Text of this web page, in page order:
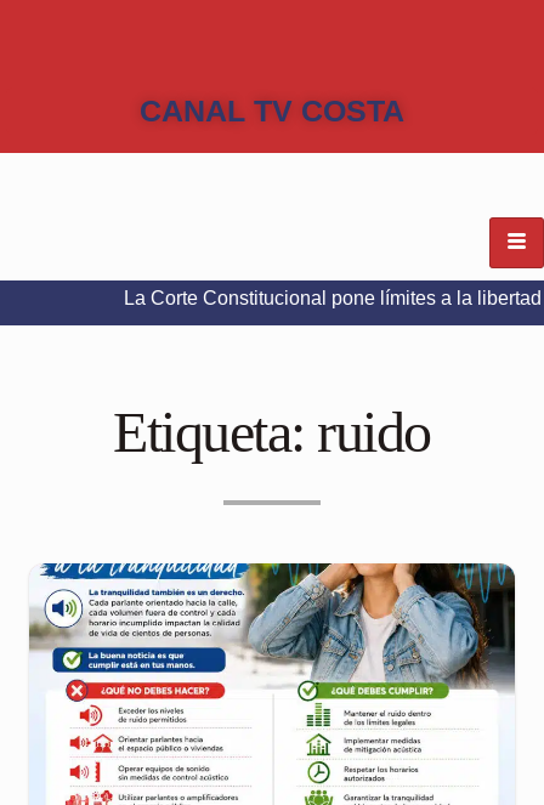
CANAL TV COSTA
La Corte Constitucional pone límites a la libertad de
Etiqueta: ruido